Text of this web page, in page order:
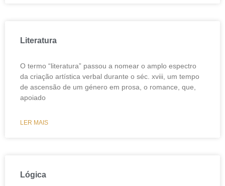
Literatura
O termo “literatura” passou a nomear o amplo espectro
da criação artística verbal durante o séc. xviii, um tempo
de ascensão de um género em prosa, o romance, que,
apoiado
LER MAIS
Lógica